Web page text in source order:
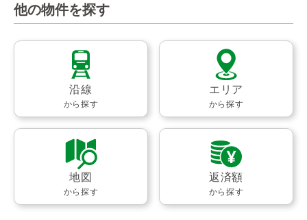
他の物件を探す
沿線
から探す
エリア
から探す
地図
から探す
返済額
から探す